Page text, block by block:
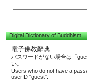
Digital Dictionary of Buddhism
電子佛教辭典
パスワードがない場合は「
い。
Users who do not have a
userID "guest".